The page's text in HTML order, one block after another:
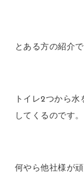
とある方の紹介
トイレ2つから
してくるのです。
何やら他社様が